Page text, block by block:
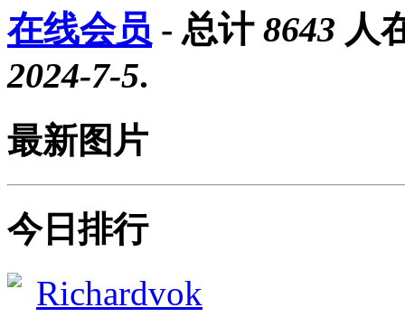
在线会员 - 总计 8643 人
2024-7-5.
最新图片
今日排行
Richardvok